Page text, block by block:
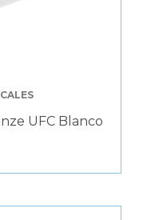
UFC Blanco